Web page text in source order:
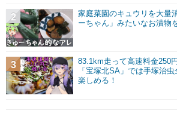
家庭菜園のキュウリを大量
ーちゃん」みたいなお漬物
2
83.1km走って高速料金250
「宝塚北SA」では手塚治
楽しめる！
3